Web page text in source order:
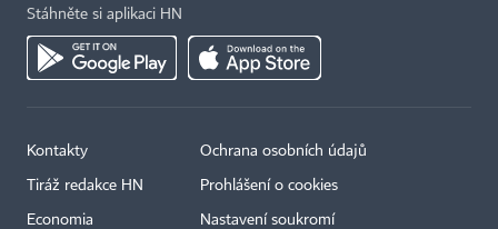
Stáhněte si aplikaci HN
Kontakty
Tiráž redakce HN
Economia
Ochrana osobních údajů
Prohlášení o cookies
Nastavení soukromí